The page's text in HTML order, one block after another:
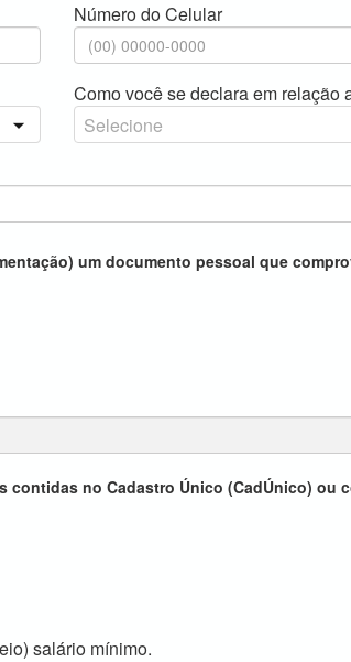
Número do Celular
Como você se declara em relação
um documento pessoal que
no Cadastro Único (CadÚnico) ou
salário mínimo.